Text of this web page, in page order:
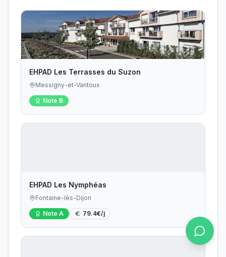
EHPAD Les Terrasses du Suzon
Messigny-et-Vantoux
Note B
EHPAD Les Nymphéas
Fontaine-lès-Dijon
Note A 79.4€/j